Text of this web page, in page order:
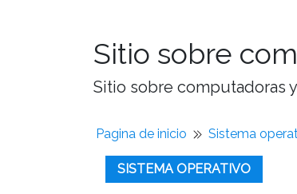
Sitio sobre
Sitio sobre computadoras
Pagina de inicio Sistema
SISTEMA OPERATIVO